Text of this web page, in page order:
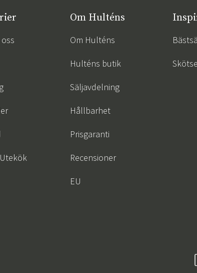
Om Hulténs
Om Hulténs
Hulténs butik
Säljavdelning
Hållbarhet
Prisgaranti
Recensioner
EU